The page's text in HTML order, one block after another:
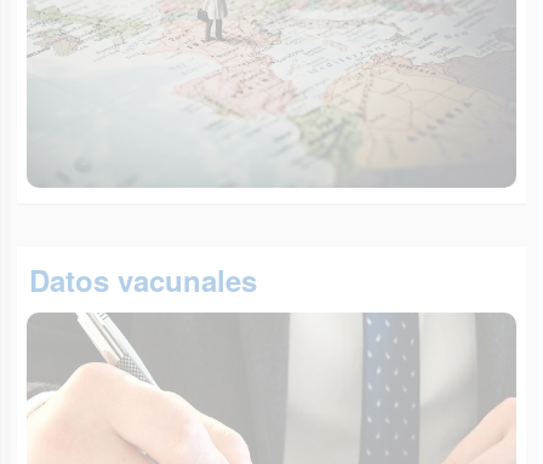
Datos vacunales